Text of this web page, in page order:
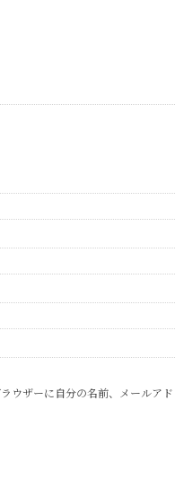
ウザーに自分の名前、メールアド